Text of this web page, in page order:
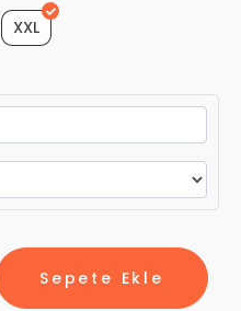
XXL
Sepete Ekle